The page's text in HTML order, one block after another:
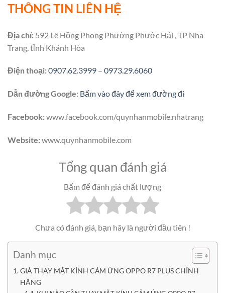
THÔNG TIN LIÊN HỆ
Địa chỉ: 592 Lê Hồng Phong Phường Phước Hải , TP Nha
Trang, tỉnh Khánh Hòa
Điện thoại:0907.62.3999 – 0973.29.6060
Dẫn đường Google: Bấm vào đây để xem đường đi
Facebook:www.facebook.com/quynhanmobile.nhatrang
Website:www.quynhanmobile.com
Tổng quan đánh giá
Bấm để đánh giá chất lượng
Chưa có đánh giá, bạn hãy là người đầu tiên !
Danh mục
GIÁ THAY MẶT KÍNH CẢM ỨNG OPPO R7 PLUS CHÍNH
HÃNG